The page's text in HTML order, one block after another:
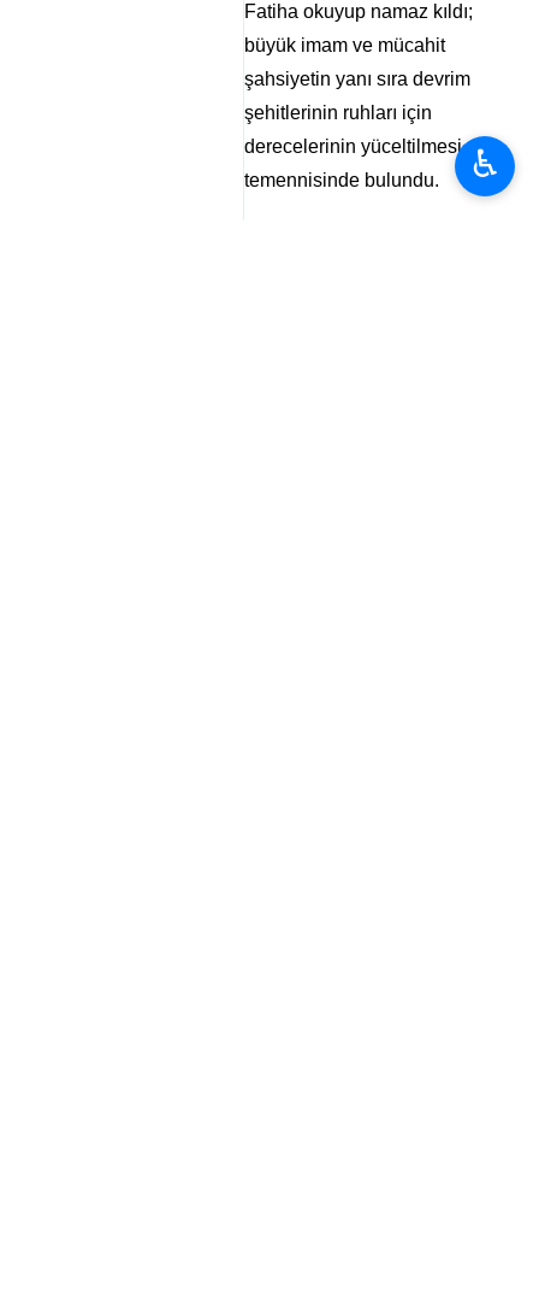
Fatiha okuyup namaz kıldı;
büyük imam ve mücahit
şahsiyetin yanı sıra devrim
şehitlerinin ruhları için
derecelerinin yüceltilmesi
temennisinde bulundu.
♿︎